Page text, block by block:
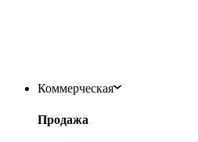
Коммерческая
Продажа